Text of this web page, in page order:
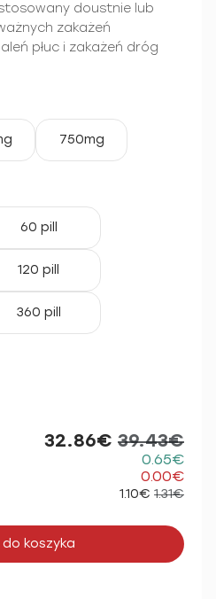
doustnie lub
zakażeń
płuc i zakażeń dróg
750mg
60 pill
120 pill
360 pill
32.86€ 39.43€
0.65€
0.00€
1.10€ 1.31€
koszyka